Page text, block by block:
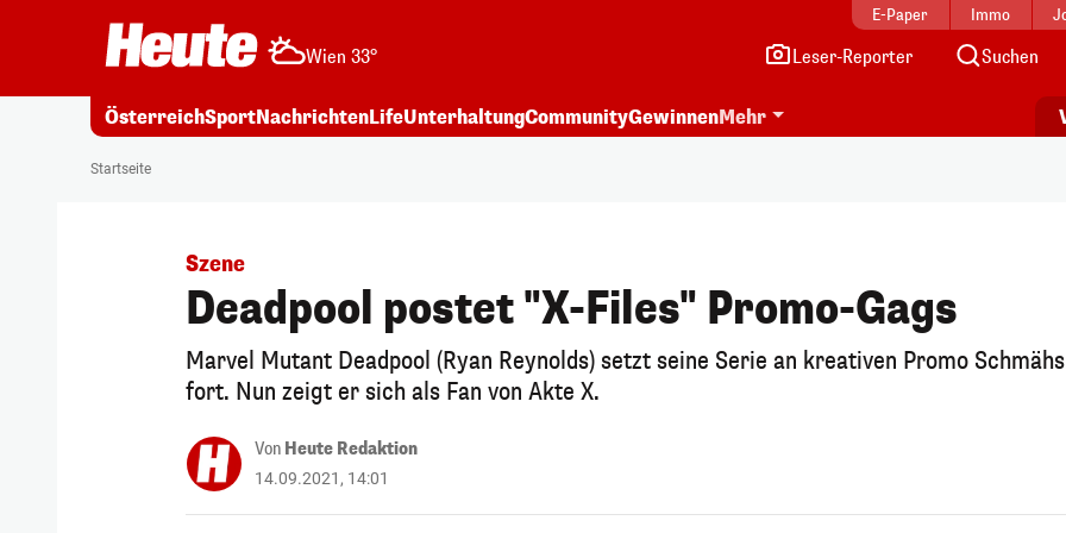
E-Paper Immo
Wien 33° Leser-Reporter Suchen
ÖsterreichSportNachrichtenLifeUnterhaltungCommunityGewinnenMehr
Startseite
Szene
Deadpool postet "X-Files" Promo-Gags
Marvel Mutant Deadpool (Ryan Reynolds) setzt seine Serie an kreativen Promo Schmähs
fort. Nun zeigt er sich als Fan von Akte X.
Von Heute Redaktion
14.09.2021, 14:01